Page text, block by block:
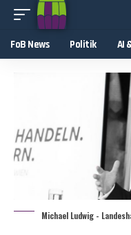
FoB News Politik AI
Michael Ludwig -